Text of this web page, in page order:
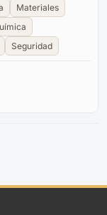
Materiales
Seguridad